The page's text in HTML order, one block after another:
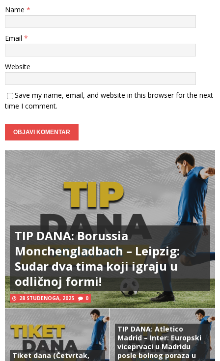
Name *
Email *
Website
Save my name, email, and website in this browser for the next
time I comment.
TIP DANA: Borussia
Monchengladbach – Leipzig:
Sudar dva tima koji igraju u
odličnoj formi!
28 STUDENOGA, 2025 0
Tiket dana (Četvrtak,
TIP DANA: Atletico
Madrid – Inter: Europski
viceprvaci u Madridu
posle bolnog poraza u